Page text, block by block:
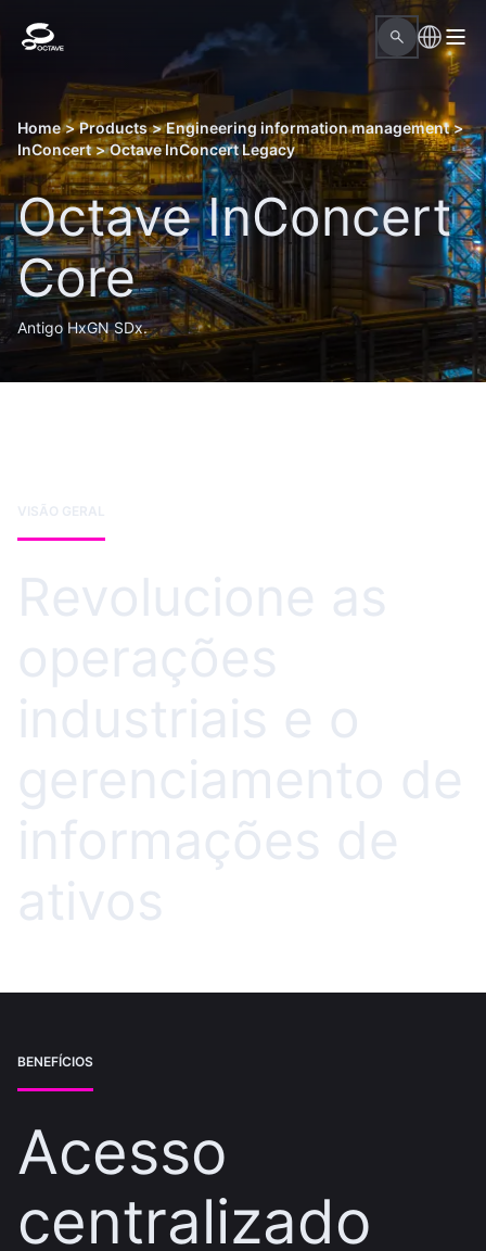
Home > Products > Engineering information management >
InConcert > Octave InConcert Legacy
Octave InConcert
Core
Antigo HxGN SDx.
VISÃO GERAL
Revolucione as
operações
industriais e o
gerenciamento de
informações de
ativos
BENEFÍCIOS
Acesso
centralizado